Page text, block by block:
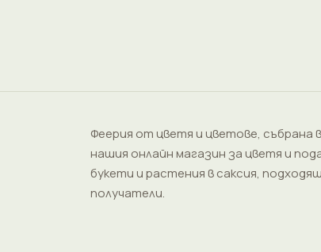
Феерия от цветя и цветове, събрана
нашия онлайн магазин за цветя и
букети и растения в саксия,
получатели.